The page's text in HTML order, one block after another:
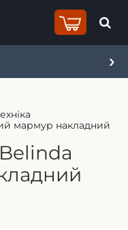
мармур накладний